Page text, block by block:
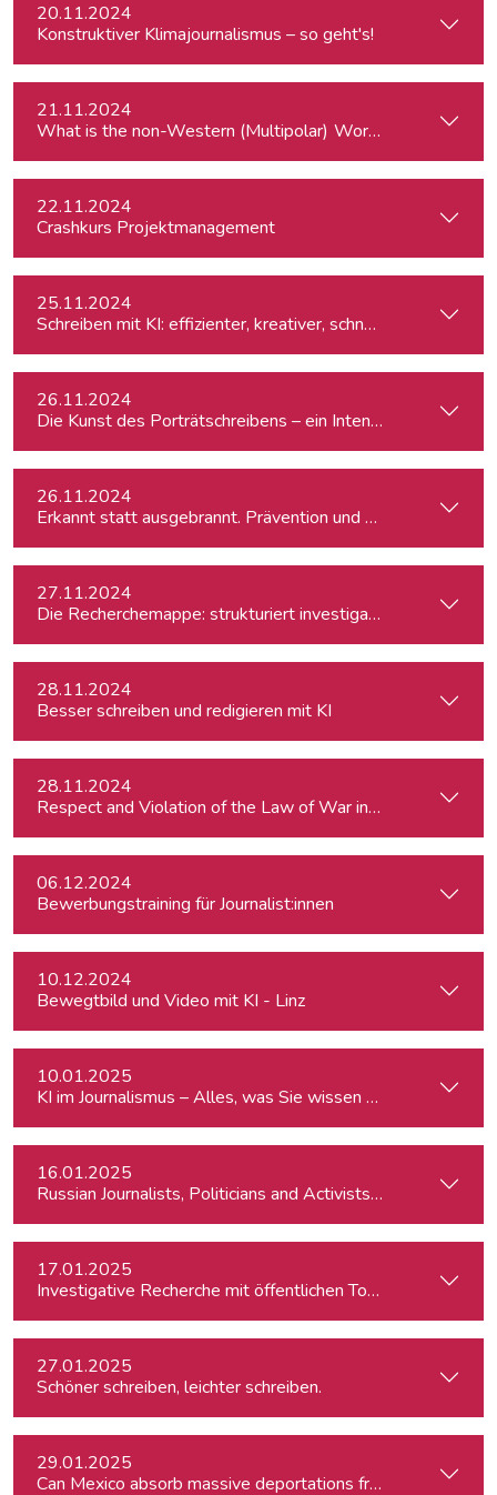
20.11.2024
Konstruktiver Klimajournalismus – so geht's!
21.11.2024
What is
22.11.2024
Crashkurs Projektmanagement
25.11.2024
Schreiben mit KI: effizienter, kreativer, schneller
26.11.2024
Die Kunst des Porträtschreibens – ein Intensiv-Workshop
26.11.2024
Erkannt statt ausgebrannt. Prävention und Erste-Hilfe bei
27.11.2024
Die Recherchemappe: strukturiert investigativ arbeiten,
28.11.2024
Besser schreiben und redigieren mit KI
28.11.2024
Respect and Violation of the Law of War in Ukraine and
06.12.2024
Bewerbungstraining für Journalist:innen
10.12.2024
Bewegtbild und Video mit KI - Linz
10.01.2025
KI im Journalismus – Alles, was Sie wissen müssen
16.01.2025
Russian Journalists, Politicians and Activists in Europe:
17.01.2025
Investigative Recherche mit öffentlichen Tools – von
27.01.2025
Schöner schreiben, leichter schreiben.
29.01.2025
Can Mexico absorb massive deportations from the US?